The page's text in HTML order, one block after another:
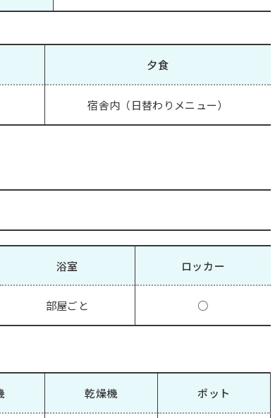
夕食
宿舎内（日替わりメニュー）
浴室
部屋ごと
ロッカー
○
乾燥機 ポット